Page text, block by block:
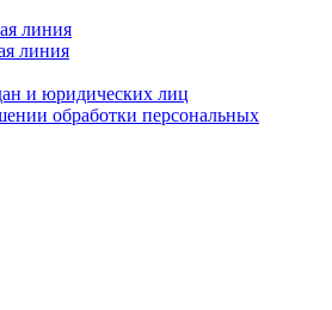
линия
линия
и юридических лиц
обработки персональных